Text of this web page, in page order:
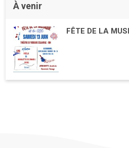
À venir
FÊTE DE LA